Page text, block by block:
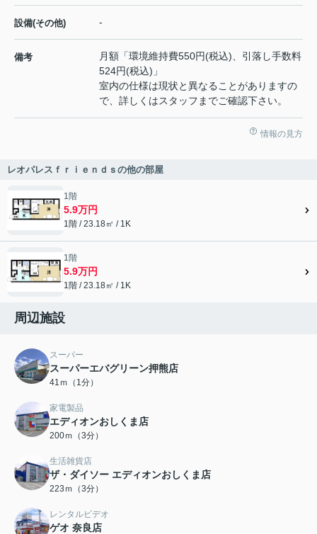
設備(その他) -
備考
月額「環境維持費550円(税込)、引落し手数料
524円(税込)」
室内の仕様は現状と異なることがありますの
で、詳しくはスタッフまでご確認下さい。
情報の見方
レオパレスｆｒｉｅｎｄｓの他の部屋
1階
5.9万円
1階 / 23.18㎡ / 1K
1階
5.9万円
1階 / 23.18㎡ / 1K
周辺施設
スーパー
スーパーエバグリーン押熊店
41ｍ（1分）
家電製品
エディオンおしくま店
200ｍ（3分）
生活雑貨店
ザ・ダイソー エディオンおしくま店
223ｍ（3分）
レンタルビデオ
ゲオ 奈良店